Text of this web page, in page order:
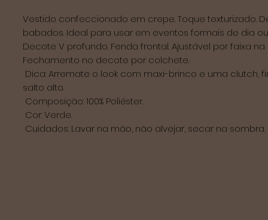
Vestido confeccionado em crepe. Toque texturizado.
babados. Ideal para usar em eventos formais de dia
Decote V profundo. Fenda frontal. Ajustável por faixa na
Fechamento no decote por colchete.
salto alto.